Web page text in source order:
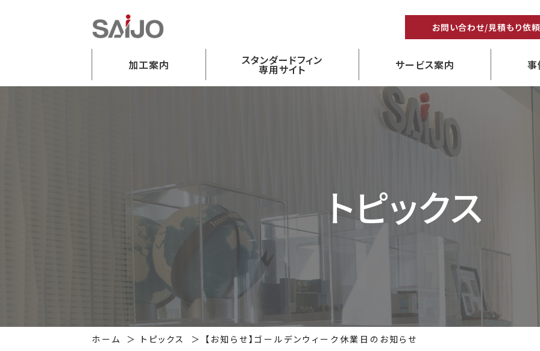
お問い合わせ/見積もり依頼
加工案内 スタンダードフィン
専用サイト サービス案内 事
トピックス
ホーム トピックス 【お知らせ】ゴールデンウィーク休業日のお知らせ